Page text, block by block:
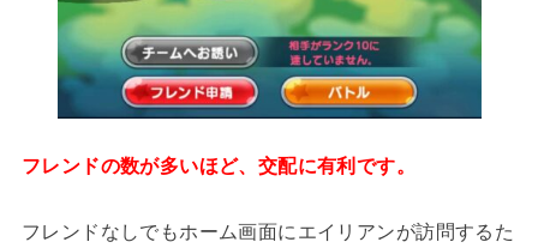
フレンドの数が多いほど、交配に有利です。
フレンドなしでもホーム画面にエイリアンが訪問するた